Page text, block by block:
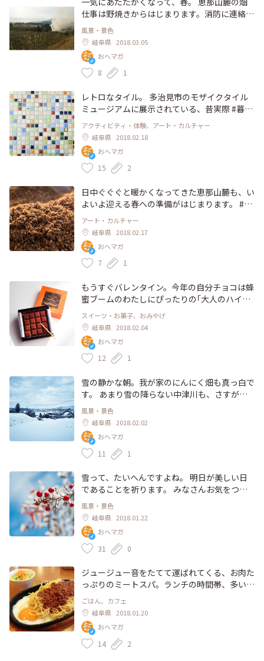
仕事は野焼きからはじまります。消防に連絡し
て許可を取ってから、枯れ草に火をつけます。
燃えひろがらないように水を撒きながら。 こ
の光景で、春の訪れを感じる毎年です。 #あっ
たかい冬 #朗らか #わたしの街 #農作業 #暮ら
し #春 #岐阜
風景・景色
岐阜県 2018.03.05
おへマガ
8 1
レトロなタイル。 多治見市のモザイクタイル
ミュージアムに展示されている、昔実際 #暮ら
し の中にあったタイルだそう。かわいい。 平
日の昼間にもかかわらず、女子やカップルがた
くさん。 体験コーナーで思い思いにタイルを
組み合わせていましたよ。 #インスタ映え スポ
ットとして、年間20万人以上が訪れるそう。す
子旅 #美術館 #岐阜県 #多治見市 #芸術 #アート
アクティビティ・体験、アート・カルチャー
岐阜県 2018.02.18
おへマガ
15 2
日中ぐぐぐと暖かくなってきた恵那山麓も、い
よいよ迎える春への準備がはじまります。 #西
森ファーム さんの籾殻堆肥にほっこりしなが
ら、土づくりのあれこれを考えます。 #朗らか
#あったかい冬 #わたしの街 #岐阜県 #恵那市 #
畑仕事 #農業 #暮らし #自然 #恵み
アート・カルチャー
岐阜県 2018.02.17
おへマガ
7 1
もうすぐバレンタイン。今年の自分チョコは蜂
蜜ブームのわたしにぴったりの｢大人のハイカ
ラ生チョコレート｣に決定◎ 恵那市の明智伊藤
養蜂園でつくられたはちみつが、ビターな生チ
ョコからとろ～りとろけます。 16粒でワンコ
イン500円！とお得感も。 こちらは大正村浪漫
亭限定商品です。恵那駅から明智駅まで明知鉄
ですか？ #あったかい冬 #ことりっぷ岐阜 #恵
那 #大正村 #浪漫亭 #バレンタイン #チョコレ
ート #鉄道旅 #わたしの街 #はちみつ #養蜂フ
ェチ
スイーツ・お菓子、おみやげ
岐阜県 2018.02.04
おへマガ
12 1
雪の静かな朝。我が家のにんにく畑も真っ白で
す。 あまり雪の降らない中津川も、さすがに
積もる、今年。 みなさんお気をつけて。 #あっ
たかい冬 #ことりっぷ岐阜 #わたしの街 #暮ら
し #雪 #カメラ女子 #畑 #農業
風景・景色
岐阜県 2018.02.02
おへマガ
11 1
雪って、たいへんですよね。 明日が美しい日
であることを祈ります。 みなさんお気をつけ
て。 #恵那山麓 の今年は雪が少なくて楽チンで
すが、ちょっとさみしいっていうのも本音だっ
たりします。 #あったかい冬 #ことりっぷ岐阜
#わたしの街 #雪 #生活 #暮らし #カメラ女子 #
岐阜 #自然
風景・景色
岐阜県 2018.01.22
おへマガ
31 0
ジュージュー音をたてて運ばれてくる、お肉た
っぷりのミートスパ。ランチの時間帯、多い日
には9割の人が注文することもあるんだとか！
女子ひとりで入りやすい雰囲気もうれしい。中
津川駅から徒歩10分です #わたしの街 #岐阜 #
ランチ #中津川 #ことりっぷ岐阜 #地元グルメ
ごはん、カフェ
岐阜県 2018.01.20
おへマガ
14 2